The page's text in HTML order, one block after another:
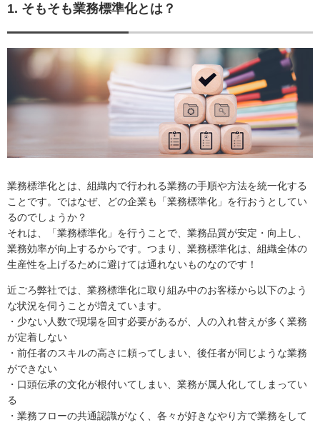
1. そもそも業務標準化とは？
業務標準化とは、組織内で行われる業務の手順や方法を統一化する
ことです。ではなぜ、どの企業も「業務標準化」を行おうとしてい
るのでしょうか？
それは、「業務標準化」を行うことで、業務品質が安定・向上し、
業務効率が向上するからです。つまり、業務標準化は、組織全体の
生産性を上げるために避けては通れないものなのです！
近ごろ弊社では、業務標準化に取り組み中のお客様から以下のよう
な状況を伺うことが増えています。
・少ない人数で現場を回す必要があるが、人の入れ替えが多く業務
が定着しない
・前任者のスキルの高さに頼ってしまい、後任者が同じような業務
ができない
・口頭伝承の文化が根付いてしまい、業務が属人化してしまってい
る
・業務フローの共通認識がなく、各々が好きなやり方で業務をして